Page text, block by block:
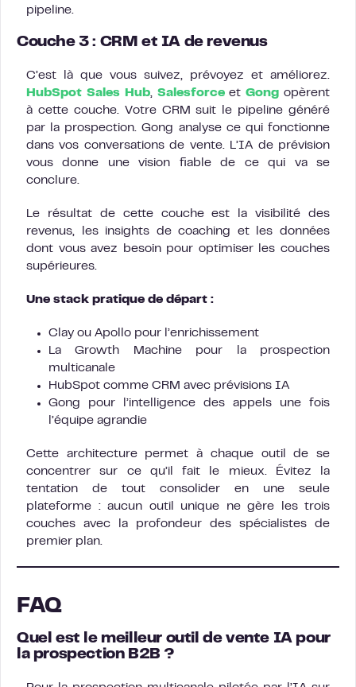
pipeline.
Couche 3 : CRM et IA de revenus
C’est là que vous suivez, prévoyez et améliorez.
HubSpot Sales Hub, SalesforceetGong opèrent
à cette couche. Votre CRM suit le pipeline généré
par la prospection. Gong analyse ce qui fonctionne
dans vos conversations de vente. L’IA de prévision
vous donne une vision fiable de ce qui va se
conclure.
Le résultat de cette couche est la visibilité des
revenus, les insights de coaching et les données
dont vous avez besoin pour optimiser les couches
supérieures.
Une stack pratique de départ :
Clay ou Apollo pour l’enrichissement
La Growth Machine pour la prospection
multicanale
HubSpot comme CRM avec prévisions IA
Gong pour l’intelligence des appels une fois
l’équipe agrandie
Cette architecture permet à chaque outil de se
concentrer sur ce qu’il fait le mieux. Évitez la
tentation de tout consolider en une seule
plateforme : aucun outil unique ne gère les trois
couches avec la profondeur des spécialistes de
premier plan.
FAQ
Quel est le meilleur outil de vente IA pour
la prospection B2B ?